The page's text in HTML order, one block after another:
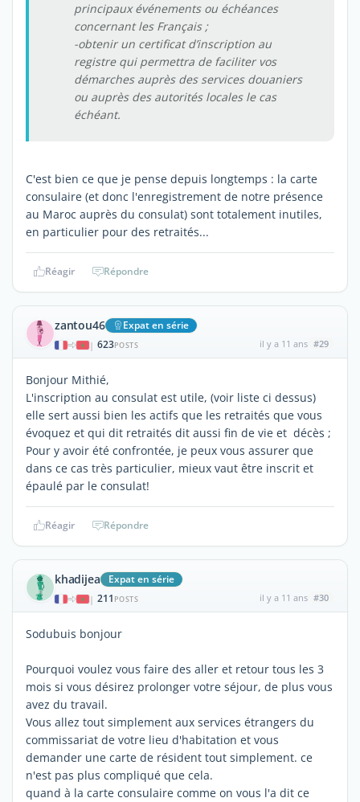
principaux événements ou échéances
concernant les Français ;
-obtenir un certificat d’inscription au
registre qui permettra de faciliter vos
démarches auprès des services douaniers
ou auprès des autorités locales le cas
échéant.
C'est bien ce que je pense depuis longtemps : la carte
consulaire (et donc l'enregistrement de notre présence
au Maroc auprès du consulat) sont totalement inutiles,
en particulier pour des retraités...
Réagir Répondre
zantou46 Expat en série
| 623POSTS il y a 11 ans #29
Bonjour Mithié,
L'inscription au consulat est utile, (voir liste ci dessus)
elle sert aussi bien les actifs que les retraités que vous
évoquez et qui dit retraités dit aussi fin de vie et décès ;
Pour y avoir été confrontée, je peux vous assurer que
dans ce cas très particulier, mieux vaut être inscrit et
épaulé par le consulat!
Réagir Répondre
khadijea Expat en série
| 211 POSTS il y a 11 ans #30
Sodubuis bonjour
Pourquoi voulez vous faire des aller et retour tous les 3
mois si vous désirez prolonger votre séjour, de plus vous
avez du travail.
Vous allez tout simplement aux services étrangers du
commissariat de votre lieu d'habitation et vous
demander une carte de résident tout simplement. ce
n'est pas plus compliqué que cela.
quand à la carte consulaire comme on vous l'a dit ce